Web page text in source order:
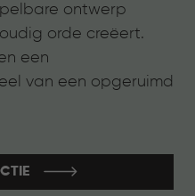
ontwerp
orde creëert.
een
van een opgeruimd